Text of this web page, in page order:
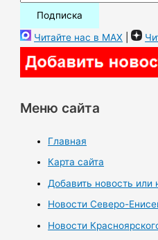
Читайте нас в MAX |
Меню сайта
Главная
Карта сайта
Добавить новость или
Новости Северо-
Новости